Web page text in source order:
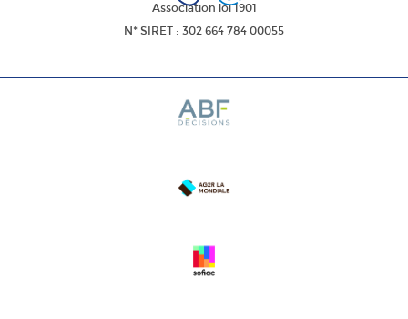
Association loi 1901
N* SIRET : 302 664 784 00055